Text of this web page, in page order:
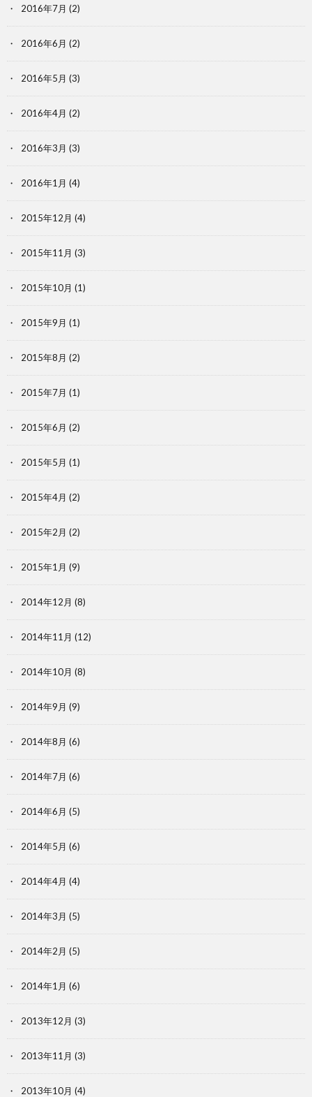
2016年7月 (2)
2016年6月 (2)
2016年5月 (3)
2016年4月 (2)
2016年3月 (3)
2016年1月 (4)
2015年12月 (4)
2015年11月 (3)
2015年10月 (1)
2015年9月 (1)
2015年8月 (2)
2015年7月 (1)
2015年6月 (2)
2015年5月 (1)
2015年4月 (2)
2015年2月 (2)
2015年1月 (9)
2014年12月 (8)
2014年11月 (12)
2014年10月 (8)
2014年9月 (9)
2014年8月 (6)
2014年7月 (6)
2014年6月 (5)
2014年5月 (6)
2014年4月 (4)
2014年3月 (5)
2014年2月 (5)
2014年1月 (6)
2013年12月 (3)
2013年11月 (3)
2013年10月 (4)